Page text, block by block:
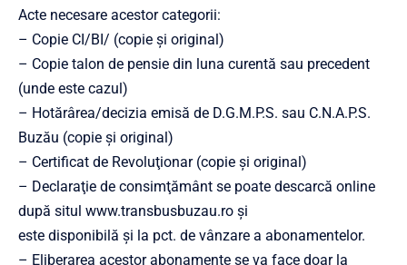
Acte necesare acestor categorii:
– Copie CI/BI/ (copie şi original)
– Copie talon de pensie din luna curentă sau precedent
(unde este cazul)
– Hotărârea/decizia emisă de D.G.M.P.S. sau C.N.A.P.S.
Buzău (copie şi original)
– Certificat de Revoluţionar (copie şi original)
– Declaraţie de consimţământ se poate descarcă online
după situl www.transbusbuzau.ro şi
este disponibilă şi la pct. de vânzare a abonamentelor.
– Eliberarea acestor abonamente se va face doar la